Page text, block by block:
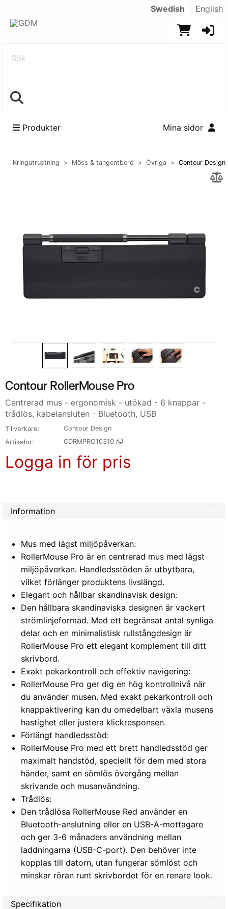
Swedish English
Produkter Mina sidor
Kringutrustning Möss & tangentbord Övriga Contour Design
Contour RollerMouse Pro
Centrerad mus - ergonomisk - utökad - 6 knappar -
trådlös, kabelansluten - Bluetooth, USB
Tillverkare Contour Design
Artikelnr CDRMPRO10310
Logga in för pris
Information
Mus med lägst miljöpåverkan:
RollerMouse Pro är en centrerad mus med lägst
miljöpåverkan. Handledsstöden är utbytbara,
vilket förlänger produktens livslängd.
Elegant och hållbar skandinavisk design:
Den hållbara skandinaviska designen är vackert
strömlinjeformad. Med ett begränsat antal synliga
delar och en minimalistisk rullstångdesign är
RollerMouse Pro ett elegant komplement till ditt
skrivbord.
Exakt pekarkontroll och effektiv navigering:
RollerMouse Pro ger dig en hög kontrollnivå när
du använder musen. Med exakt pekarkontroll och
knappaktivering kan du omedelbart växla musens
hastighet eller justera klickresponsen.
Förlängt handledsstöd:
RollerMouse Pro med ett brett handledsstöd ger
maximalt handstöd, speciellt för dem med stora
händer, samt en sömlös övergång mellan
skrivande och musanvändning.
Trådlös:
Den trådlösa RollerMouse Red använder en
Bluetooth-anslutning eller en USB-A-mottagare
och ger 3-6 månaders användning mellan
laddningarna (USB-C-port). Den behöver inte
kopplas till datorn, utan fungerar sömlöst och
minskar röran runt skrivbordet för en renare look.
Specifikation